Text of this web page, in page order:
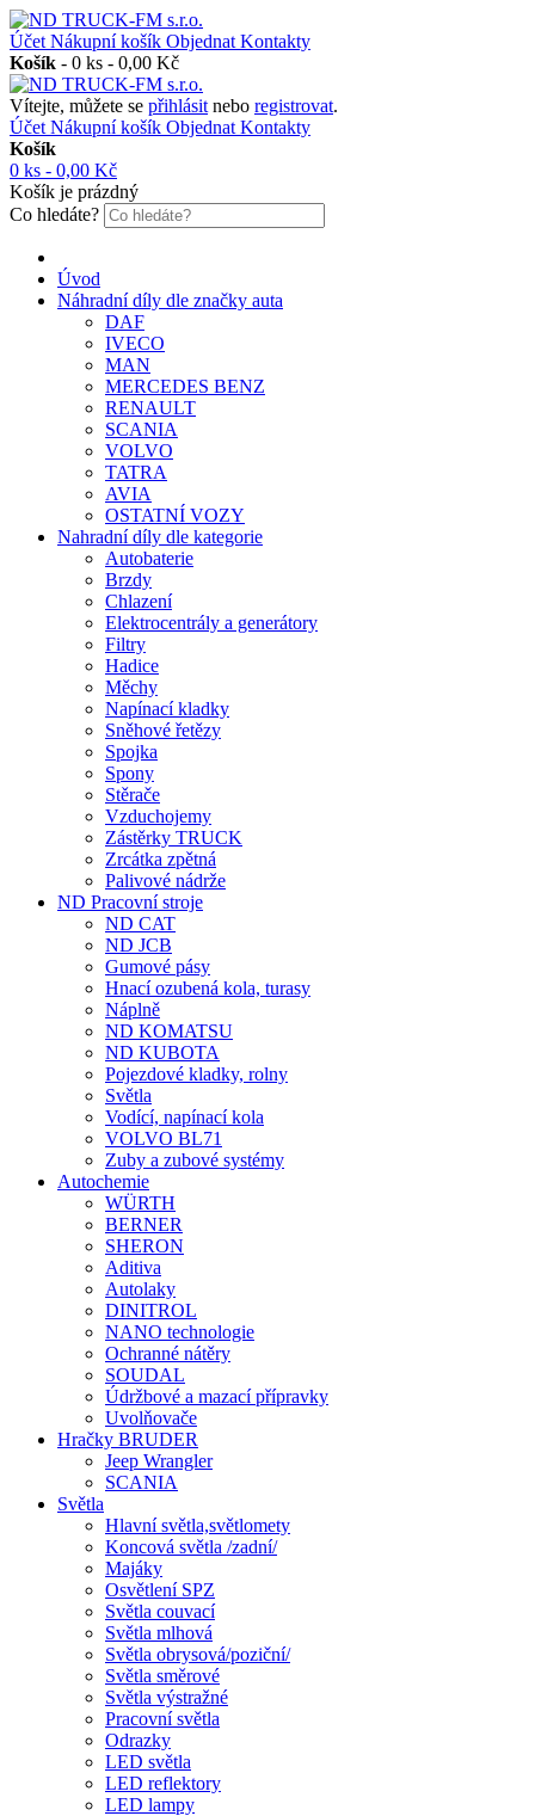
Účet Nákupní košík Objednat Kontakty
Košík - 0 ks - 0,00 Kč
Vítejte, můžete se přihlásit nebo registrovat.
Účet Nákupní košík Objednat Kontakty
Košík
0 ks - 0,00 Kč
Košík je prázdný
Co hledáte?
Úvod
Náhradní díly dle značky auta
DAF
IVECO
MAN
MERCEDES BENZ
RENAULT
SCANIA
VOLVO
TATRA
AVIA
OSTATNÍ VOZY
Nahradní díly dle kategorie
Autobaterie
Brzdy
Chlazení
Elektrocentrály a generátory
Filtry
Hadice
Měchy
Napínací kladky
Sněhové řetězy
Spojka
Spony
Stěrače
Vzduchojemy
Zástěrky TRUCK
Zrcátka zpětná
Palivové nádrže
ND Pracovní stroje
ND CAT
ND JCB
Gumové pásy
Hnací ozubená kola, turasy
Náplně
ND KOMATSU
ND KUBOTA
Pojezdové kladky, rolny
Světla
Vodící, napínací kola
VOLVO BL71
Zuby a zubové systémy
Autochemie
WÜRTH
BERNER
SHERON
Aditiva
Autolaky
DINITROL
NANO technologie
Ochranné nátěry
SOUDAL
Údržbové a mazací přípravky
Uvolňovače
Hračky BRUDER
Jeep Wrangler
SCANIA
Světla
Hlavní světla,světlomety
Koncová světla /zadní/
Majáky
Osvětlení SPZ
Světla couvací
Světla mlhová
Světla obrysová/poziční/
Světla směrové
Světla výstražné
Pracovní světla
Odrazky
LED světla
LED reflektory
LED lampy